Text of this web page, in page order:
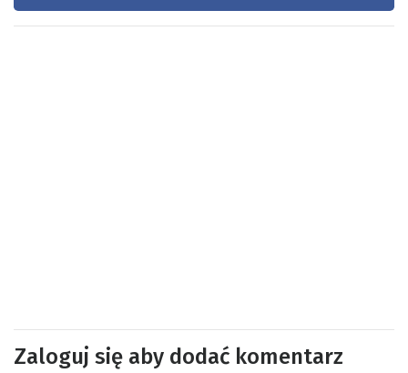
Zaloguj się aby dodać komentarz